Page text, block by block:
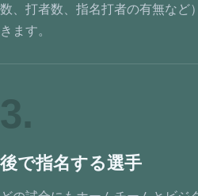
数、打者数、指名打者の有無など
きます。
3
後で指名する選手